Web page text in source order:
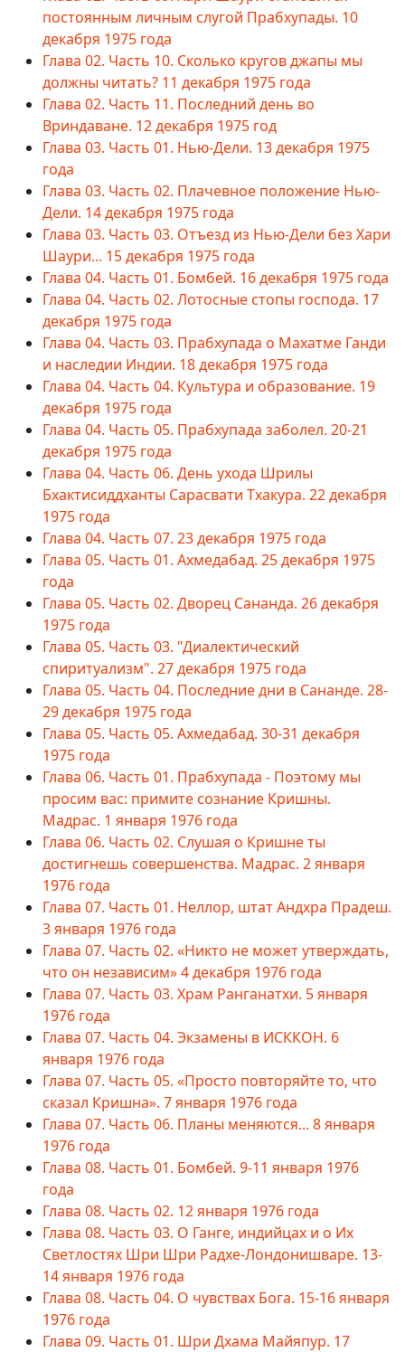
постоянным личным слугой Прабхупады. 10
декабря 1975 года
Глава 02. Часть 10. Сколько кругов джапы мы
должны читать? 11 декабря 1975 года
Глава 02. Часть 11. Последний день во
Вриндаване. 12 декабря 1975 год
Глава 03. Часть 01. Нью-Дели. 13 декабря 1975
года
Глава 03. Часть 02. Плачевное положение Нью-
Дели. 14 декабря 1975 года
Глава 03. Часть 03. Отъезд из Нью-Дели без Хари
Шаури... 15 декабря 1975 года
Глава 04. Часть 01. Бомбей. 16 декабря 1975 года
Глава 04. Часть 02. Лотосные стопы господа. 17
декабря 1975 года
Глава 04. Часть 03. Прабхупада о Махатме Ганди
и наследии Индии. 18 декабря 1975 года
Глава 04. Часть 04. Культура и образование. 19
декабря 1975 года
Глава 04. Часть 05. Прабхупада заболел. 20-21
декабря 1975 года
Глава 04. Часть 06. День ухода Шрилы
Бхактисиддханты Сарасвати Тхакура. 22 декабря
1975 года
Глава 04. Часть 07. 23 декабря 1975 года
Глава 05. Часть 01. Ахмедабад. 25 декабря 1975
года
Глава 05. Часть 02. Дворец Сананда. 26 декабря
1975 года
Глава 05. Часть 03. "Диалектический
спиритуализм". 27 декабря 1975 года
Глава 05. Часть 04. Последние дни в Сананде. 28-
29 декабря 1975 года
Глава 05. Часть 05. Ахмедабад. 30-31 декабря
1975 года
Глава 06. Часть 01. Прабхупада - Поэтому мы
просим вас: примите сознание Кришны.
Мадрас. 1 января 1976 года
Глава 06. Часть 02. Слушая о Кришне ты
достигнешь совершенства. Мадрас. 2 января
1976 года
Глава 07. Часть 01. Неллор, штат Андхра Прадеш.
3 января 1976 года
Глава 07. Часть 02. «Никто не может утверждать,
что он независим» 4 декабря 1976 года
Глава 07. Часть 03. Храм Ранганатхи. 5 января
1976 года
Глава 07. Часть 04. Экзамены в ИСККОН. 6
января 1976 года
Глава 07. Часть 05. «Просто повторяйте то, что
сказал Кришна». 7 января 1976 года
Глава 07. Часть 06. Планы меняются... 8 января
1976 года
Глава 08. Часть 01. Бомбей. 9-11 января 1976
года
Глава 08. Часть 02. 12 января 1976 года
Глава 08. Часть 03. О Ганге, индийцах и о Их
Светлостях Шри Шри Радхе-Лондонишваре. 13-
14 января 1976 года
Глава 08. Часть 04. О чувствах Бога. 15-16 января
1976 года
Глава 09. Часть 01. Шри Дхама Майяпур. 17